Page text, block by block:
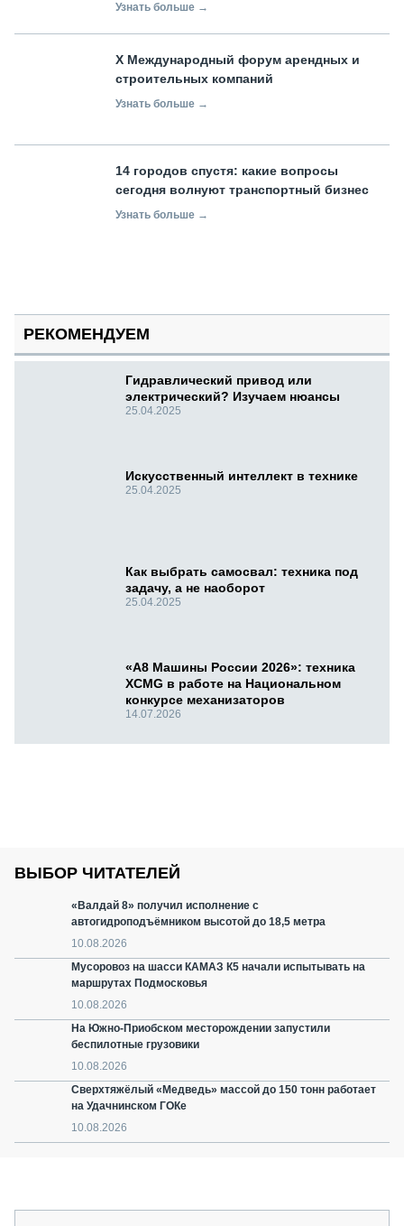
Узнать больше →
X Международный форум арендных и
строительных компаний
Узнать больше →
14 городов спустя: какие вопросы
сегодня волнуют транспортный бизнес
Узнать больше →
РЕКОМЕНДУЕМ
Гидравлический привод или
электрический? Изучаем нюансы
25.04.2025
Искусственный интеллект в технике
25.04.2025
Как выбрать самосвал: техника под
задачу, а не наоборот
25.04.2025
«А8 Машины России 2026»: техника
XCMG в работе на Национальном
конкурсе механизаторов
14.07.2026
ВЫБОР ЧИТАТЕЛЕЙ
«Валдай 8» получил исполнение с
автогидроподъёмником высотой до 18,5 метра
10.08.2026
Мусоровоз на шасси КАМАЗ К5 начали испытывать на
маршрутах Подмосковья
10.08.2026
На Южно-Приобском месторождении запустили
беспилотные грузовики
10.08.2026
Сверхтяжёлый «Медведь» массой до 150 тонн работает
на Удачнинском ГОКе
10.08.2026